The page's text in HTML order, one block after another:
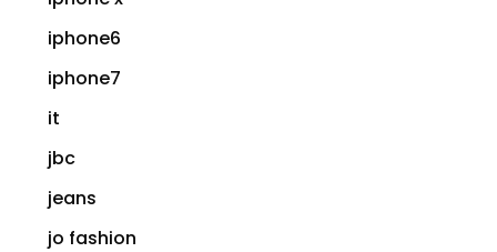
iphone6
iphone7
it
jbc
jeans
jo fashion